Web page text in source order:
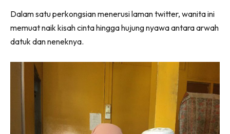
Dalam satu perkongsian menerusi laman twitter, wanita ini
memuat naik kisah cinta hingga hujung nyawa antara arwah
datuk dan neneknya.